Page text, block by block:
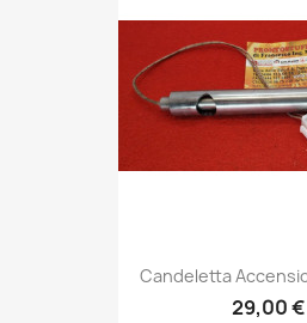
Candeletta
29,00 €